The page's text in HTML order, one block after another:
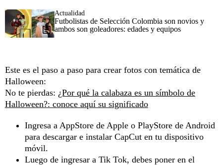
Actualidad
Futbolistas de Selección Colombia son novios y
ambos son goleadores: edades y equipos
Este es el paso a paso para crear fotos con temática de
Halloween:
No te pierdas: ¿Por qué la calabaza es un símbolo de
Halloween?: conoce aquí su significado
Ingresa a AppStore de Apple o PlayStore de Android
para descargar e instalar CapCut en tu dispositivo
móvil.
Luego de ingresar a Tik Tok, debes poner en el